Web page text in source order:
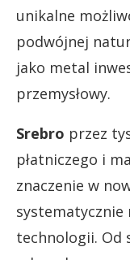
unikalne
podwójnej
jako metal
przemysłowy.
Srebro przez
płatniczego i
znaczenie w
systematycznie
technologii. Od